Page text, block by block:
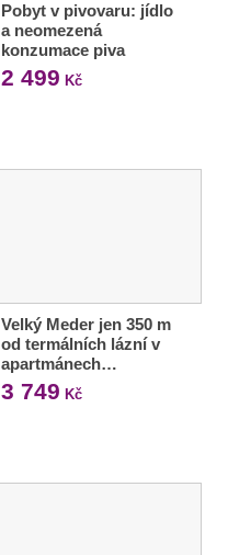
Pobyt v pivovaru: jídlo
a neomezená
konzumace piva
2 499 Kč
Velký Meder jen 350 m
od termálních lázní v
apartmánech…
3 749 Kč